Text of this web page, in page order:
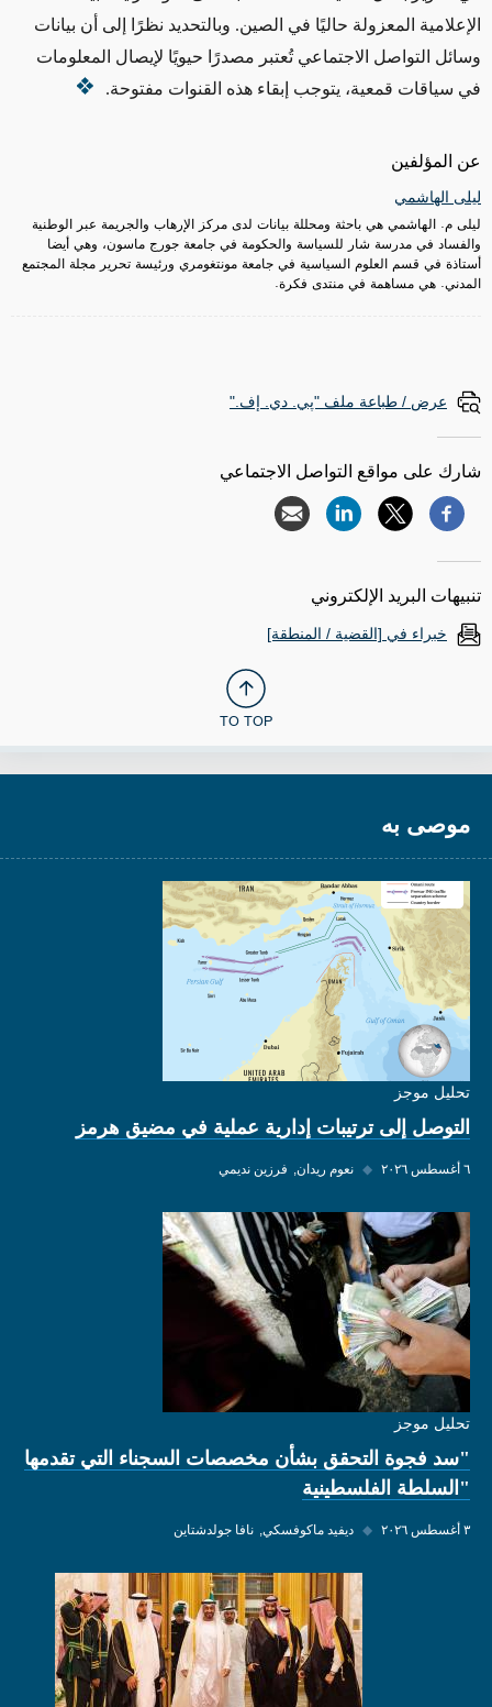
عن المؤلفين
ليلى الهاشمي
ليلى م. الهاشمي هي باحثة ومحللة بيانات لدى مركز الإرهاب والجريمة عبر الوطنية
والفساد في مدرسة شار للسياسة والحكومة في جامعة جورج ماسون، وهي أيضا
أستاذة في قسم العلوم السياسية في جامعة مونتغومري ورئيسة تحرير مجلة المجتمع
المدني. هي مساهمة في منتدى فكرة.
الإعلامية المعزولة حاليًا في الصين. وبالتحديد نظرًا إلى أن بيانات
وسائل التواصل الاجتماعي تُعتبر مصدرًا حيويًا لإيصال المعلومات
في سياقات قمعية، يتوجب إبقاء هذه القنوات مفتوحة.
عرض / طباعة ملف "پي. دي. إف."
شارك على مواقع التواصل الاجتماعي
تنبيهات البريد الإلكتروني
خبراء في [القضية / المنطقة]
TO TOP
موصى به
تحليل موجز
التوصل إلى ترتيبات إدارية عملية في مضيق هرمز
٦ أغسطس ٢٠٢٦ ◆ نعوم ريدان فرزين نديمي
تحليل موجز
"سد فجوة التحقق بشأن مخصصات السجناء التي تقدمها
"السلطة الفلسطينية
٣ أغسطس ٢٠٢٦ ◆ ديفيد ماكوفسكي نافا جولدشتاين